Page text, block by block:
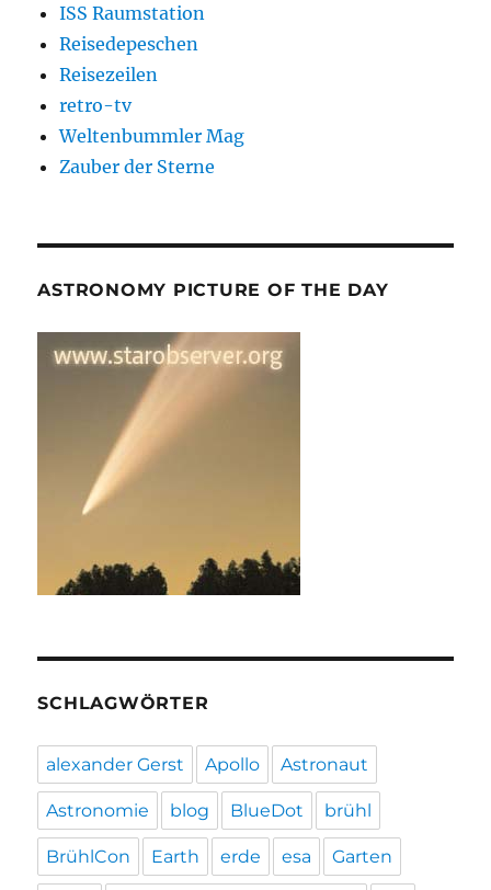
ISS Raumstation
Reisedepeschen
Reisezeilen
retro-tv
Weltenbummler Mag
Zauber der Sterne
ASTRONOMY PICTURE OF THE DAY
SCHLAGWÖRTER
alexander Gerst Apollo Astronaut
Astronomie blog BlueDot brühl
BrühlCon Earth erde esa Garten